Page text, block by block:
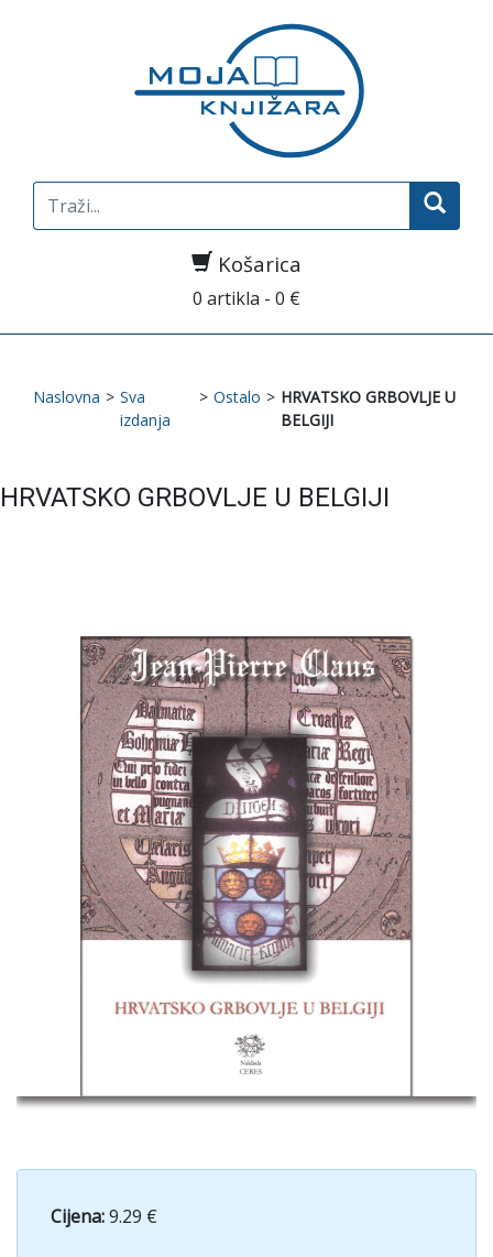
Search
for:
Košarica
0 artikla - 0 €
Naslovna > Sva
izdanja
> Ostalo > HRVATSKO GRBOVLJE U
BELGIJI
HRVATSKO GRBOVLJE U BELGIJI
Cijena:9.29 €